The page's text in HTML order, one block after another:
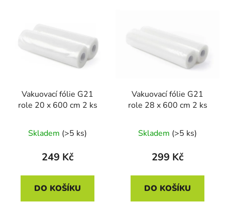
Vakuovací fólie G21
role 20 x 600 cm 2 ks
Skladem (>5 ks)
249 Kč
DO KOŠÍKU
Vakuovací fólie G21
role 28 x 600 cm 2 ks
Skladem (>5 ks)
299 Kč
DO KOŠÍKU